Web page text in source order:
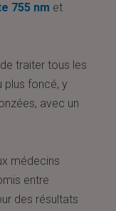
755 nm et
traiter tous les
plus foncé, y
avec un
médecins
entre
des résultats